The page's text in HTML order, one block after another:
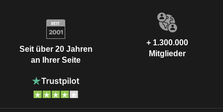
Seit über 20 Jahren
an Ihrer Seite
+ 1.300.000
Mitglieder